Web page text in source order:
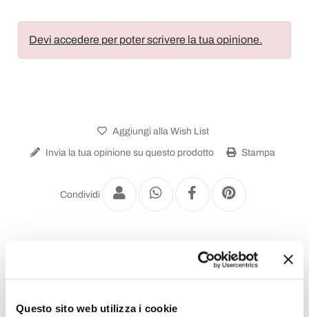
Questo sito web utilizza i cookie
Devi accedere per poter scrivere la tua opinione.
Aggiungi alla Wish List
Invia la tua opinione su questo prodotto Stampa
Condividi
Plafoniere Classiche